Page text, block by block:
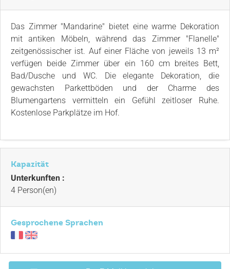
Das Zimmer "Mandarine" bietet eine warme Dekoration
mit antiken Möbeln, während das Zimmer "Flanelle"
zeitgenössischer ist. Auf einer Fläche von jeweils 13 m²
verfügen beide Zimmer über ein 160 cm breites Bett,
Bad/Dusche und WC. Die elegante Dekoration, die
gewachsten Parkettböden und der Charme des
Blumengartens vermitteln ein Gefühl zeitloser Ruhe.
Kostenlose Parkplätze im Hof.
Kapazität
Unterkunften :
4 Person(en)
Gesprochene Sprachen